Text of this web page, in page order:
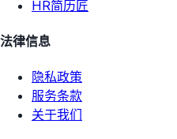
HR简历匠
法律信息
隐私政策
服务条款
关于我们